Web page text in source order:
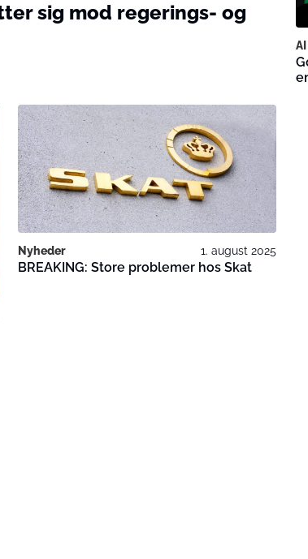
sig mod regerings- og
AI
Nyheder 1. august 2025
BREAKING: Store problemer hos Skat